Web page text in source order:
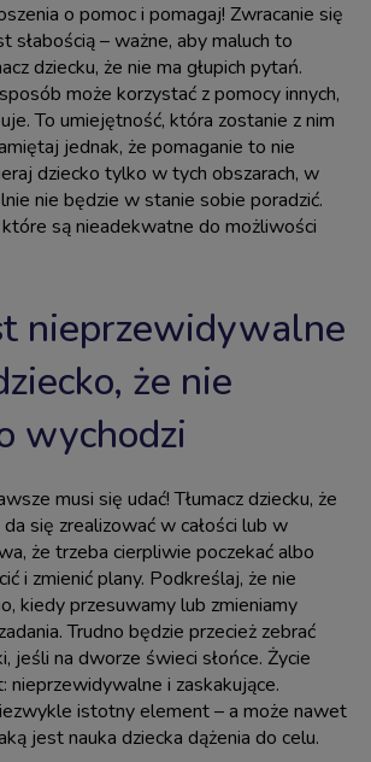
o pomoc i pomagaj! Zwracanie się
słabością – ważne, aby maluch to
dziecku, że nie ma głupich pytań.
może korzystać z pomocy innych,
To umiejętność, która zostanie z nim
jednak, że pomaganie to nie
dziecko tylko w tych obszarach, w
nie będzie w stanie sobie poradzić.
są nieadekwatne do możliwości
nieprzewidywalne
że nie
wychodzi
musi się udać! Tłumacz dziecku, że
się zrealizować w całości lub w
że trzeba cierpliwie poczekać albo
i zmienić plany. Podkreślaj, że nie
kiedy przesuwamy lub zmieniamy
Trudno będzie przecież zebrać
jeśli na dworze świeci słońce. Życie
nieprzewidywalne i zaskakujące.
istotny element – a może nawet
jest nauka dziecka dążenia do celu.